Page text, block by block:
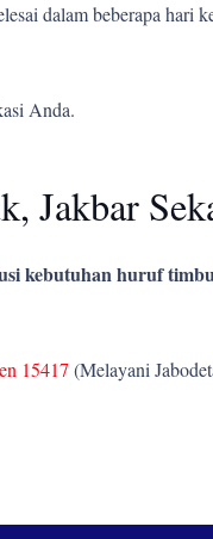
dalam beberapa hari
Anda.
Jakbar
kebutuhan huruf
15417 (Melayani